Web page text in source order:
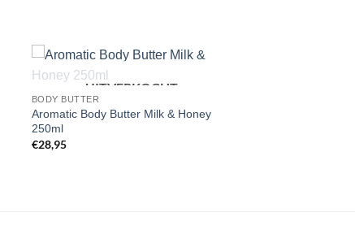
wenslijst
UITVERKOCHT
BODY BUTTER
Aromatic Body Butter Milk & Honey
250ml
€28,95